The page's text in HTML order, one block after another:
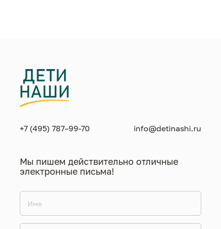
+7 (495) 787–99-70 info@detinashi.ru
Мы пишем действительно отличные
электронные письма!